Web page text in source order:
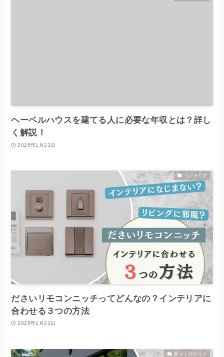
ヘーベルハウスを建てる人に必要な年収とは？詳し
く解説！
2025年1月23日
インテリア
ださいリモコンニッチってどんなの？インテリアに
合わせる３つの方法
2025年1月23日
家づくりのコツ